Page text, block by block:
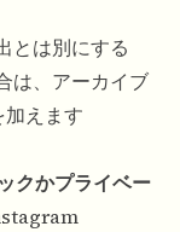
とは別にする
は、アーカイブ
えます
クかプライベー